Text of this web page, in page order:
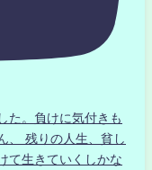
た。負けに気付きも
、 残りの人生、貧し
て生きていくしかな